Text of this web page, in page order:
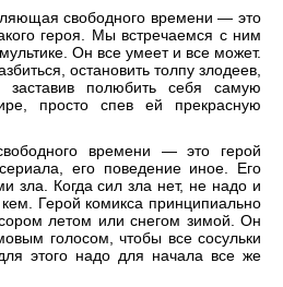
свободного времени — это
героя. Мы встречаемся с ним
Он все умеет и все может.
остановить толпу злодеев,
заставив полюбить себя самую
просто спев ей прекрасную
времени — это герой
его поведение иное. Его
зла. Когда сил зла нет, не надо и
Герой комикса принципиально
летом или снегом зимой. Он
голосом, чтобы все сосульки
этого надо для начала все же